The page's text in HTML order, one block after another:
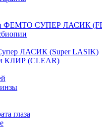
ФЕМТО СУПЕР ЛАСИК
ЛАСИК (Super LASIK)
КЛИР (CLEAR)
глаза